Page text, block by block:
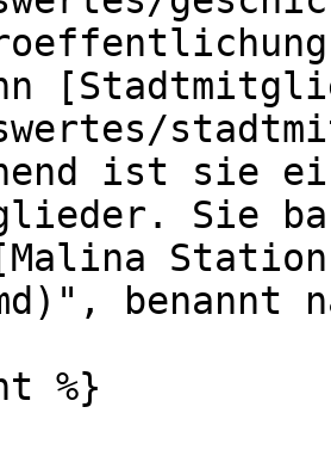
ist sie
Sie
benannt
%}